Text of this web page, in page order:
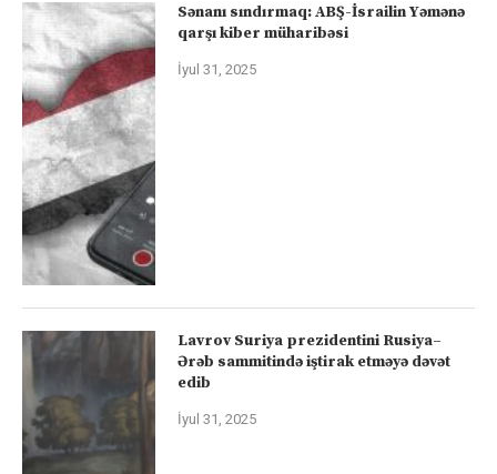
Sənanı sındırmaq: ABŞ-İsrailin Yəmənə
qarşı kiber müharibəsi
İyul 31, 2025
Lavrov Suriya prezidentini Rusiya–
Ərəb sammitində iştirak etməyə dəvət
edib
İyul 31, 2025